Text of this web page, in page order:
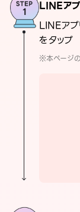
LINEア
LINEア
をタップ
※本ページ